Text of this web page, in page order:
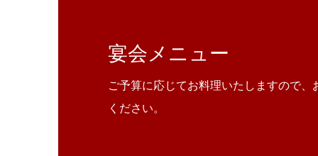
宴会メニュー
ご予算に応じてお料理いたしますので、
ください。